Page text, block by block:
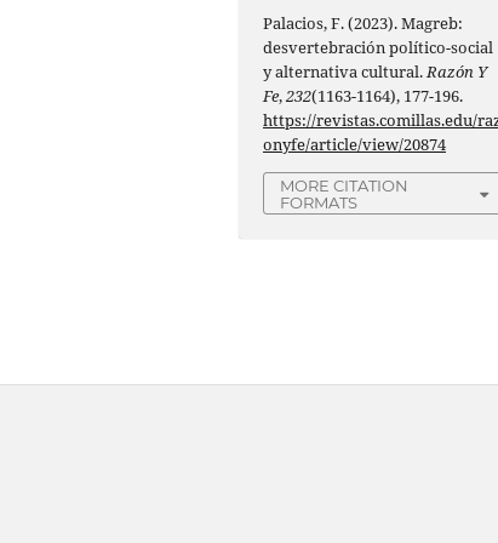
Palacios, F. (2023). Magreb:
desvertebración político-social
y alternativa cultural.Razón Y
Fe,232(1163-1164), 177-196.
https://revistas.comillas.edu/
onyfe/article/view/20874
MORE CITATION
FORMATS